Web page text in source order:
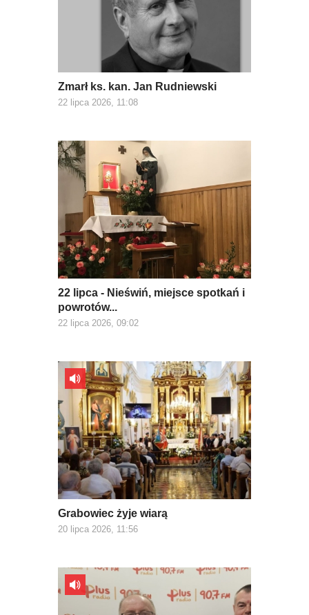
Zmarł ks. kan. Jan Rudniewski
22 lipca 2026, 11:08
22 lipca - Nieświń, miejsce spotkań i
powrotów...
22 lipca 2026, 09:02
Grabowiec żyje wiarą
20 lipca 2026, 11:56